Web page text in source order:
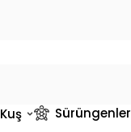
Kuş Sürüngenler